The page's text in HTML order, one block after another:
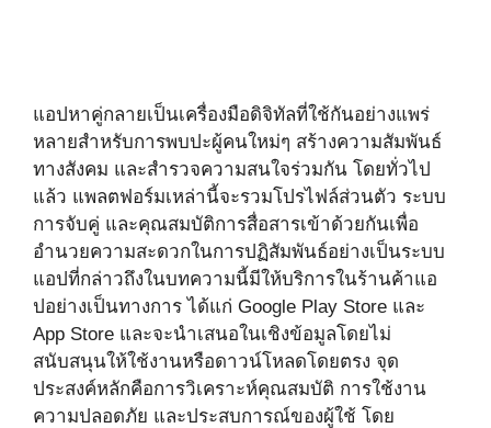
แอปหาคู่กลายเป็นเครื่องมือดิจิทัลที่ใช้กันอย่างแพร่
หลายสำหรับการพบปะผู้คนใหม่ๆ สร้างความสัมพันธ์
ทางสังคม และสำรวจความสนใจร่วมกัน โดยทั่วไป
แล้ว แพลตฟอร์มเหล่านี้จะรวมโปรไฟล์ส่วนตัว ระบบ
การจับคู่ และคุณสมบัติการสื่อสารเข้าด้วยกันเพื่อ
อำนวยความสะดวกในการปฏิสัมพันธ์อย่างเป็นระบบ
แอปที่กล่าวถึงในบทความนี้มีให้บริการในร้านค้าแอ
ปอย่างเป็นทางการ ได้แก่ Google Play Store และ
App Store และจะนำเสนอในเชิงข้อมูลโดยไม่
สนับสนุนให้ใช้งานหรือดาวน์โหลดโดยตรง จุด
ประสงค์หลักคือการวิเคราะห์คุณสมบัติ การใช้งาน
ความปลอดภัย และประสบการณ์ของผู้ใช้ โดย